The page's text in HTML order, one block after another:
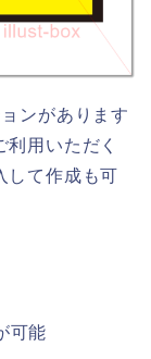
ンがあります
用いただく
して作成も可
可能